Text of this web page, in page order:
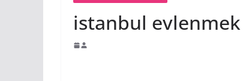
istanbul